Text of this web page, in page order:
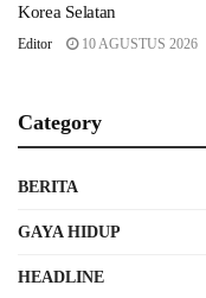
Korea Selatan
Editor 10 AGUSTUS 2026
Category
BERITA
GAYA HIDUP
HEADLINE